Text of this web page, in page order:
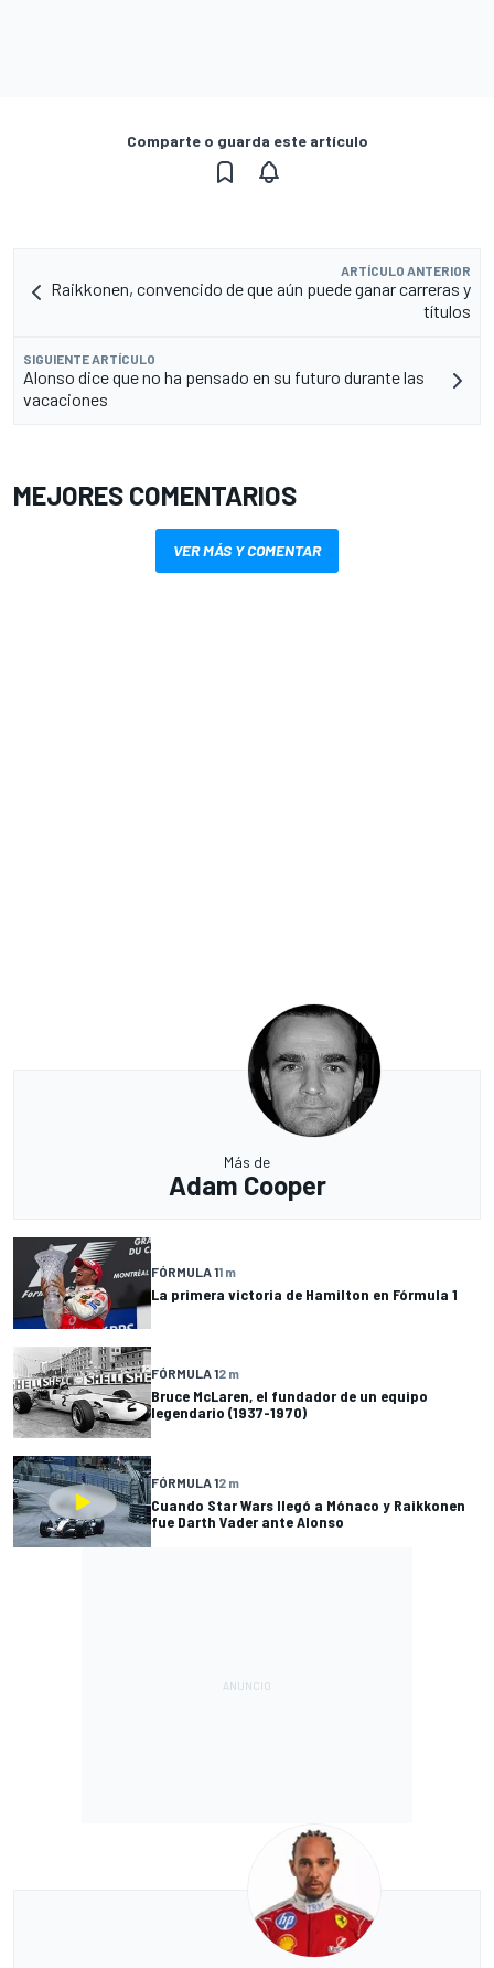
Comparte o guarda este artículo
ARTÍCULO ANTERIOR
Raikkonen, convencido de que aún puede ganar carreras y
títulos
SIGUIENTE ARTÍCULO
Alonso dice que no ha pensado en su futuro durante las
vacaciones
MEJORES COMENTARIOS
VER MÁS Y COMENTAR
Más de
Adam Cooper
FÓRMULA 11 m
La primera victoria de Hamilton en Fórmula 1
FÓRMULA 12 m
Bruce McLaren, el fundador de un equipo
legendario (1937-1970)
FÓRMULA 12 m
Cuando Star Wars llegó a Mónaco y Raikkonen
fue Darth Vader ante Alonso